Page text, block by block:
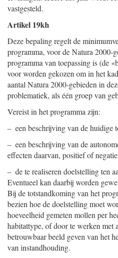
vastgesteld.
Artikel 19kh
Deze bepaling regelt de
programma, voor de Natura 2000-
programma van toepassing is (de
voor worden gekozen om in het
aantal Natura 2000-gebieden in
problematiek, als één groep van
Vereist in het programma zijn:
– een beschrijving van de huidige
– een beschrijving van de
effecten daarvan, positief of
– de te realiseren doelstelling ten
Eventueel kan daarbij worden
Bij de totstandkoming van het
bezien hoe de doelstelling moet
hoeveelheid gemeten mollen per
habitattype, of door te werken met
betrouwbaar beeld geven van het
van instandhouding.